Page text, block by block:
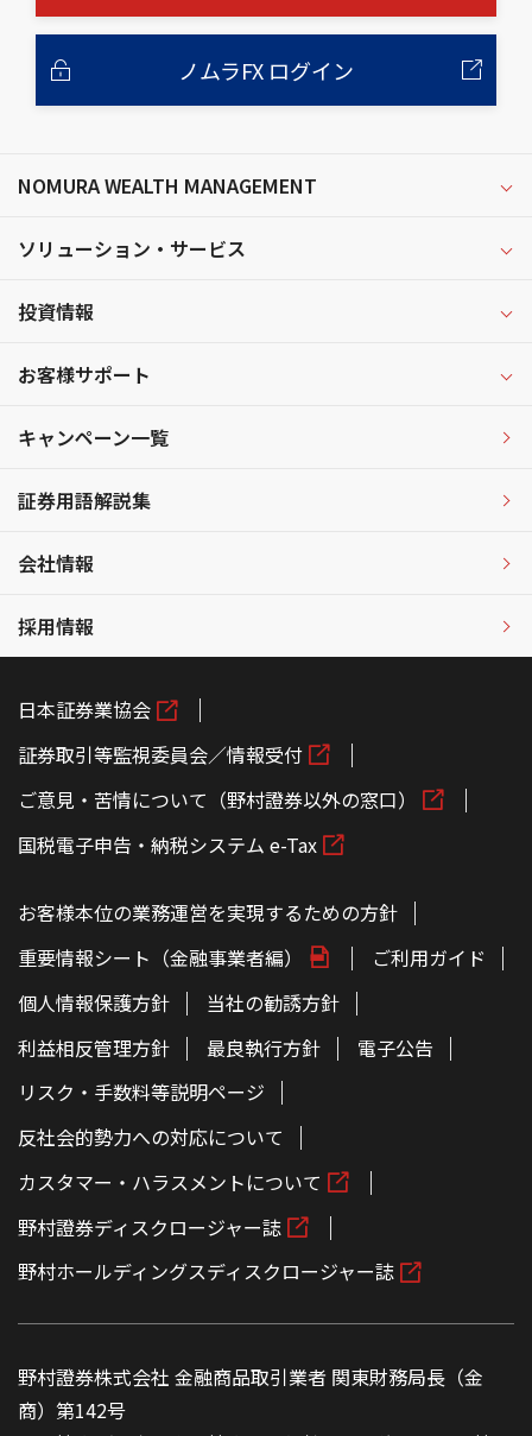
ノムラFX ログイン
NOMURA WEALTH MANAGEMENT
ソリューション・サービス
投資情報
お客様サポート
キャンペーン一覧
証券用語解説集
会社情報
採用情報
日本証券業協会
証券取引等監視委員会／情報受付
ご意見・苦情について（野村證券以外の窓口）
国税電子申告・納税システム e-Tax
お客様本位の業務運営を実現するための方針
重要情報シート（金融事業者編）
ご利用ガイド
個人情報保護方針
当社の勧誘方針
利益相反管理方針
最良執行方針
電子公告
リスク・手数料等説明ページ
反社会的勢力への対応について
カスタマー・ハラスメントについて
野村證券ディスクロージャー誌
野村ホールディングスディスクロージャー誌
野村證券株式会社 金融商品取引業者 関東財務局長（金
商）第142号